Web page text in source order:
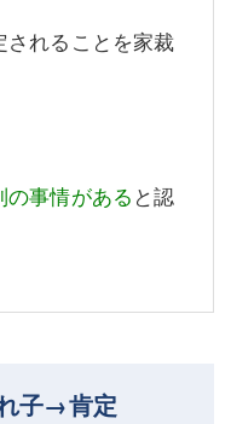
れることを家裁
の事情がある と認
子→肯定